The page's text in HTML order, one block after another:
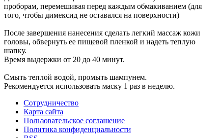
проборам, перемешивая перед каждым обмакиванием (для
того, чтобы димексид не оставался на поверхности)
После завершения нанесения сделать легкий массаж кожи
головы, обвернуть ее пищевой пленкой и надеть теплую
шапку.
Время выдержки от 20 до 40 минут.
Смыть теплой водой, промыть шампунем.
Рекомендуется использовать маску 1 раз в неделю.
Сотрудничество
Карта сайта
Пользовательское соглашение
Политика конфиденциальности